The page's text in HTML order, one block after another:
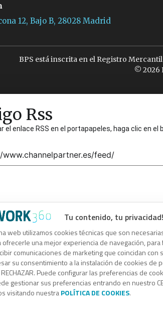
Tu contenido, tu privacidad!
web utilizamos cookies técnicas que son
ofrecerle una mejor experiencia de navegación,
comunicaciones de marketing que coincidan
su consentimiento a la instalación de cookies de
Puede configurar las preferencias de
gestionar sus preferencias entrando en nuestro
visitando nuestraPOLÍTICA DE COOKIES.
12, Bajo B, 28028 Madrid
BPS está inscrita en el Registro
© 2026
Rss
el enlace RSS en el portapapeles, haga clic en el
Rss
el enlace RSS en el portapapeles, haga clic en el